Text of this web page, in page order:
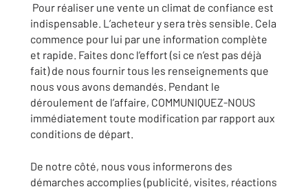
Pour réaliser une vente un climat de confiance est
indispensable. L’acheteur y sera très sensible. Cela
commence pour lui par une information complète
et rapide. Faites donc l’effort (si ce n’est pas déjà
fait) de nous fournir tous les renseignements que
nous vous avons demandés. Pendant le
déroulement de l’affaire, COMMUNIQUEZ-NOUS
immédiatement toute modification par rapport aux
conditions de départ.
De notre côté, nous vous informerons des
démarches accomplies (publicité, visites, réactions